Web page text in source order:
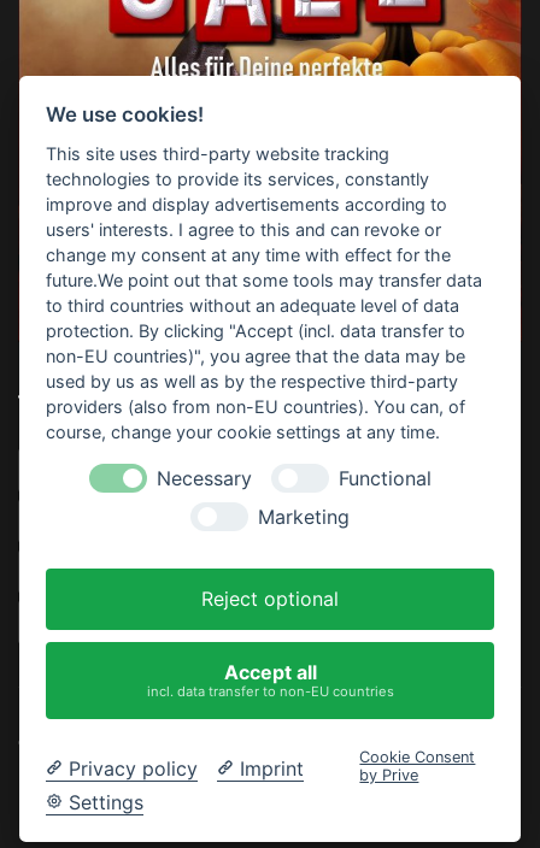
TOP-SUCHBEGRIFFE
Horrorparty Home Haunting Haunt Download
Anleitung
Thematisiert Rezept Kostenlos Gratis
©
Inhaltsverzeichnis
We use cookies!
This site uses third-party website tracking
technologies to provide its services, constantly
improve and display advertisements according to
users' interests. I agree to this and can revoke or
change my consent at any time with effect for the
future.We point out that some tools may transfer data
to third countries without an adequate level of data
protection. By clicking "Accept (incl. data transfer to
non-EU countries)", you agree that the data may be
used by us as well as by the respective third-party
providers (also from non-EU countries). You can, of
course, change your cookie settings at any time.
Necessary
Functional
Marketing
Reject optional
Accept all
incl. data transfer to non-EU countries
Privacy policy
Imprint
Settings
Cookie Consent
by Prive